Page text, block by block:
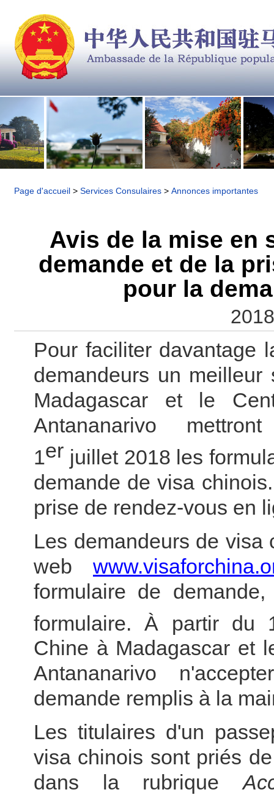
Page d'accueil > Services Consulaires > Annonces importantes
Avis de la mise en
demande et de la
pour la
Pour faciliter davantage
demandeurs un
Madagascar et le
Antananarivo
1er juillet2018 les
demande de visa chinois.
prise de rendez-vous en
Les demandeurs de
web
formulaire de demande,
formulaire. À partir du
Chine à Madagascar et
Antananarivo
demande remplis à la
Les titulaires d'un
visa chinois sont priés
dans la rubrique